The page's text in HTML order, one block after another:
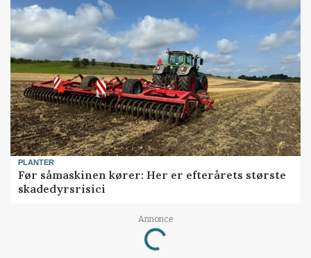
PLANTER
Før såmaskinen kører: Her er efterårets største
skadedyrsrisici
Annonce
Loading...